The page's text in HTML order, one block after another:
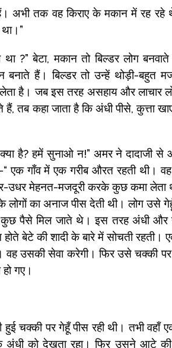
हैं। अभी तक वह किराए के मकान में रह रहे
था ?” बेटा, मकान तो बिल्डर लोग
हैं। बिल्डर तो उन्हें थोड़ी-बहुत
है। जब इस तरह असहाय और लाचार
तब कहा जाता है कि अंधी पीसे, कुत्ता
है? हमें सुनाओ न!” अमर ने दादाजी से
“ एक गाँव में एक गरीब औरत रहती थी।
उधर मेहनत-मजदूरी करके कुछ कमा लेता
का अनाज पीस देती थी। लोग उसे
पैसे मिल जाते थे। इस तरह अंधी
बेटे की शादी के बारे में सोचती रहती।
वह उसकी सेवा करेगी। फिर उसे चक्की
गए।
चक्की पर गेहूँ पीस रही थी। तभी वहाँ
को देखता रहा। फिर उसने आटे